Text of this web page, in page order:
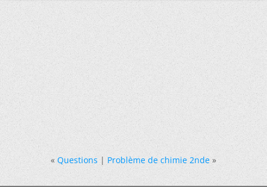
« Questions|Problème de chimie 2nde »